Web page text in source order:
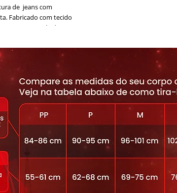
de jeans com
Fabricado com tecido
sua pele dos